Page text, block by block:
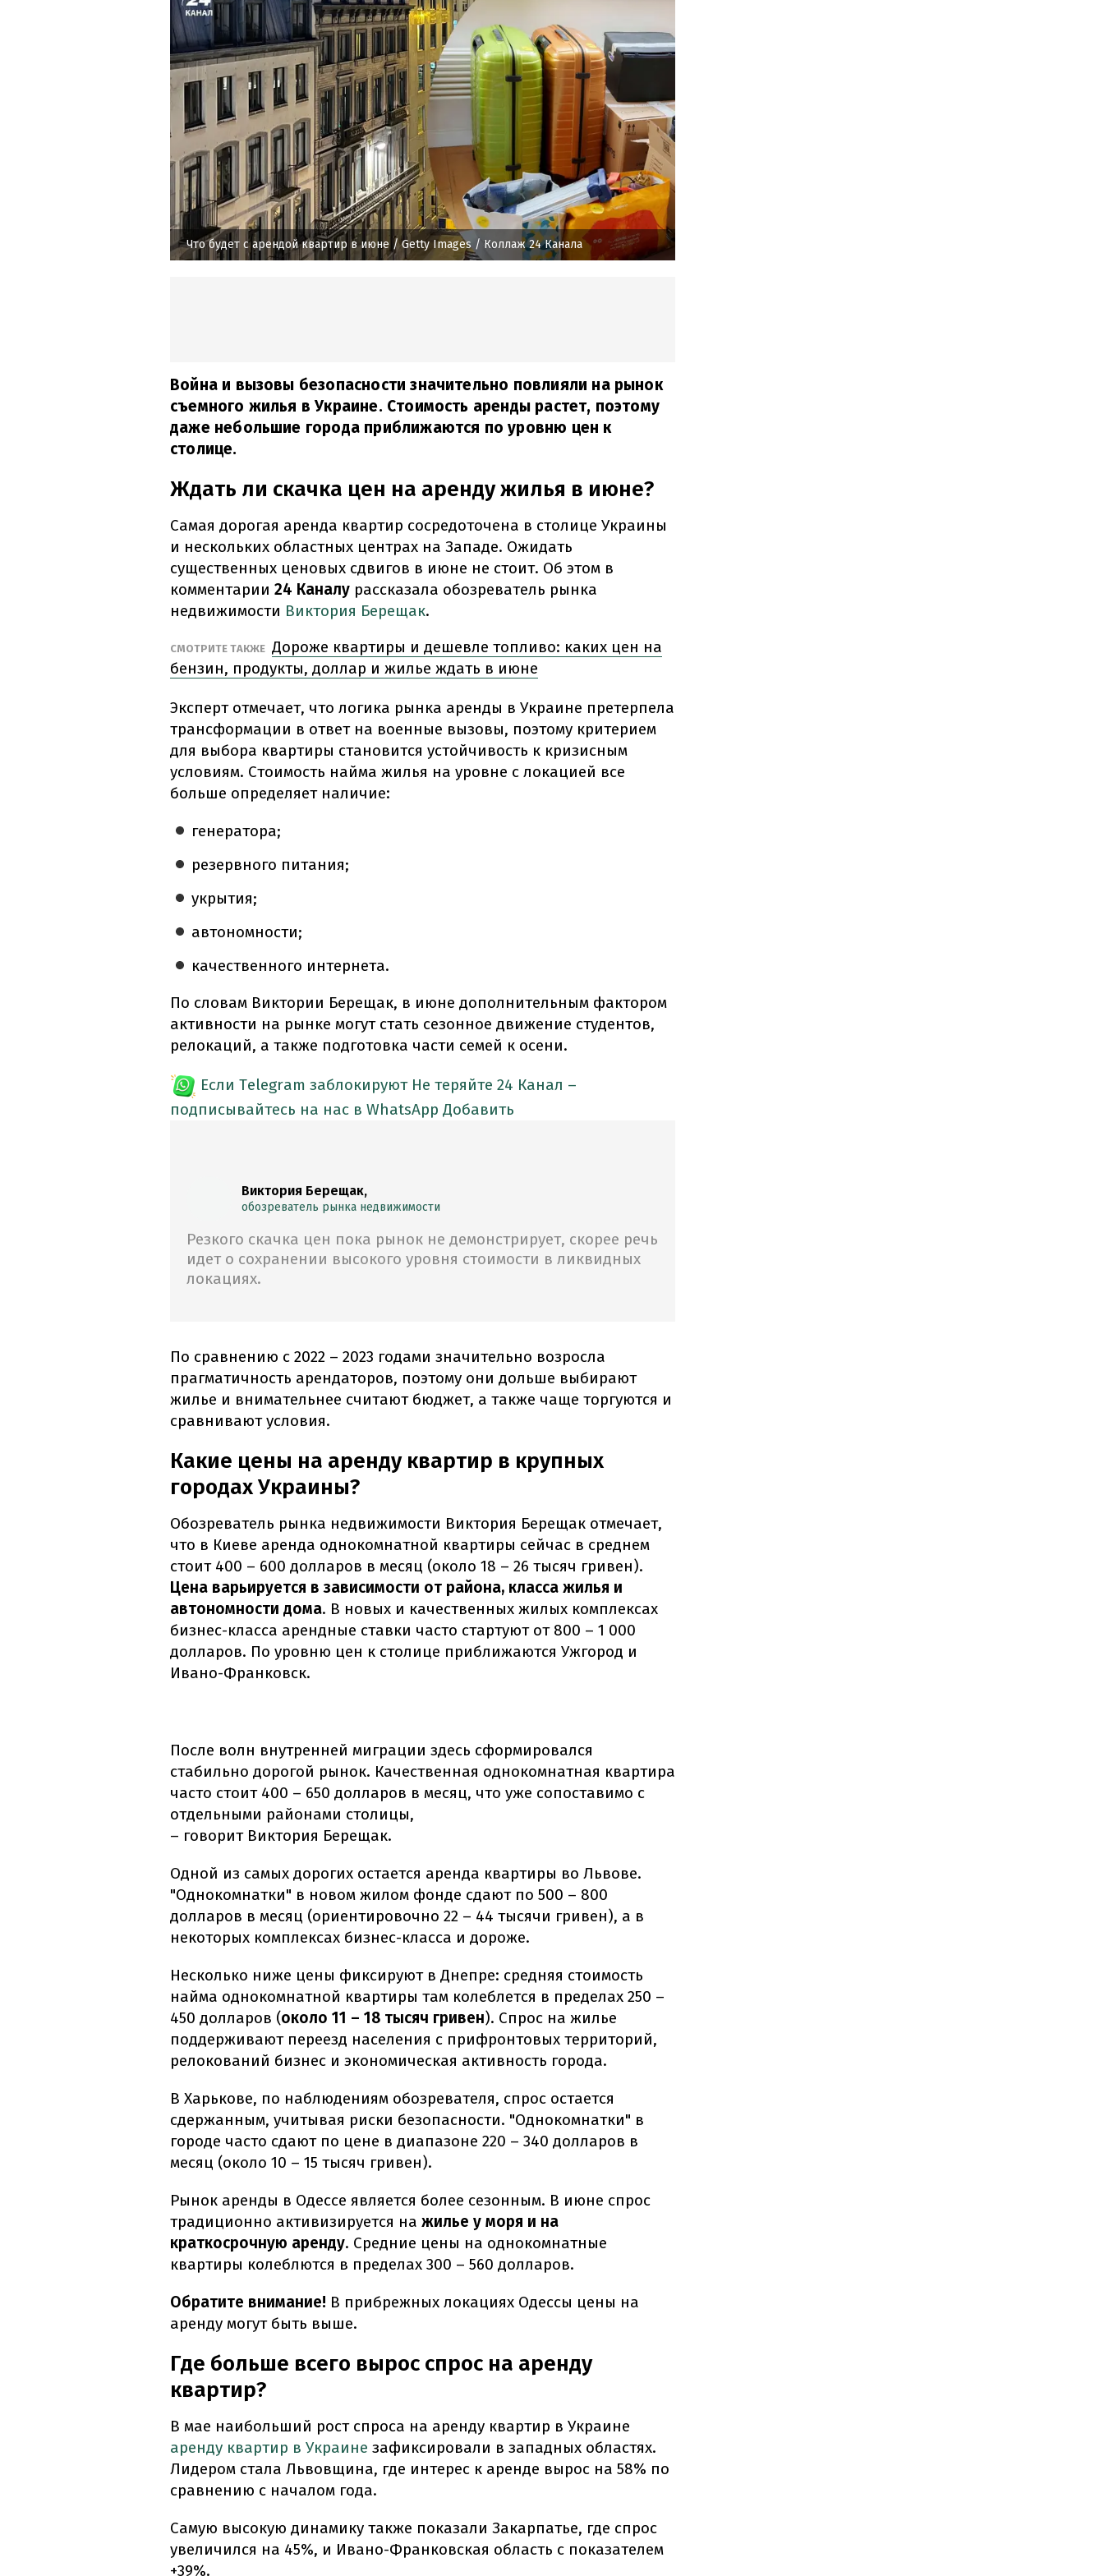
Что будет с арендой квартир в июне/ Getty Images / Коллаж 24 Канала
Война и вызовы безопасности значительно повлияли на рынок
съемного жилья в Украине. Стоимость аренды растет, поэтому
даже небольшие города приближаются по уровню цен к
столице.
Ждать ли скачка цен на аренду жилья в июне?
Самая дорогая аренда квартир сосредоточена в столице Украины
и нескольких областных центрах на Западе. Ожидать
существенных ценовых сдвигов в июне не стоит. Об этом в
комментарии 24 Каналу рассказала обозреватель рынка
недвижимости Виктория Берещак.
СМОТРИТЕ ТАКЖЕ Дороже квартиры и дешевле топливо: каких цен на
бензин, продукты, доллар и жилье ждать в июне
Эксперт отмечает, что логика рынка аренды в Украине претерпела
трансформации в ответ на военные вызовы, поэтому критерием
для выбора квартиры становится устойчивость к кризисным
условиям. Стоимость найма жилья на уровне с локацией все
больше определяет наличие:
генератора;
резервного питания;
укрытия;
автономности;
качественного интернета.
По словам Виктории Берещак, в июне дополнительным фактором
активности на рынке могут стать сезонное движение студентов,
релокаций, а также подготовка части семей к осени.
Если Telegram заблокируют Не теряйте 24 Канал –
подписывайтесь на нас в WhatsApp Добавить
Виктория Берещак,
обозреватель рынка недвижимости
Резкого скачка цен пока рынок не демонстрирует, скорее речь
идет о сохранении высокого уровня стоимости в ликвидных
локациях.
По сравнению с 2022 – 2023 годами значительно возросла
прагматичность арендаторов, поэтому они дольше выбирают
жилье и внимательнее считают бюджет, а также чаще торгуются и
сравнивают условия.
Какие цены на аренду квартир в крупных
городах Украины?
Обозреватель рынка недвижимости Виктория Берещак отмечает,
что в Киеве аренда однокомнатной квартиры сейчас в среднем
стоит 400 – 600 долларов в месяц (около 18 – 26 тысяч гривен).
Цена варьируется в зависимости от района, класса жилья и
автономности дома. В новых и качественных жилых комплексах
бизнес-класса арендные ставки часто стартуют от 800 – 1 000
долларов. По уровню цен к столице приближаются Ужгород и
Ивано-Франковск.
После волн внутренней миграции здесь сформировался
стабильно дорогой рынок. Качественная однокомнатная квартира
часто стоит 400 – 650 долларов в месяц, что уже сопоставимо с
отдельными районами столицы,
– говорит Виктория Берещак.
Одной из самых дорогих остается аренда квартиры во Львове.
"Однокомнатки" в новом жилом фонде сдают по 500 – 800
долларов в месяц (ориентировочно 22 – 44 тысячи гривен), а в
некоторых комплексах бизнес-класса и дороже.
Несколько ниже цены фиксируют в Днепре: средняя стоимость
найма однокомнатной квартиры там колеблется в пределах 250 –
450 долларов (около 11 – 18 тысяч гривен). Спрос на жилье
поддерживают переезд населения с прифронтовых территорий,
релокований бизнес и экономическая активность города.
В Харькове, по наблюдениям обозревателя, спрос остается
сдержанным, учитывая риски безопасности. "Однокомнатки" в
городе часто сдают по цене в диапазоне 220 – 340 долларов в
месяц (около 10 – 15 тысяч гривен).
Рынок аренды в Одессе является более сезонным. В июне спрос
традиционно активизируется на жилье у моря и на
краткосрочную аренду. Средние цены на однокомнатные
квартиры колеблются в пределах 300 – 560 долларов.
Обратите внимание! В прибрежных локациях Одессы цены на
аренду могут быть выше.
Где больше всего вырос спрос на аренду
квартир?
В мае наибольший рост спроса на аренду квартир в Украине
аренду квартир в Украине зафиксировали в западных областях.
Лидером стала Львовщина, где интерес к аренде вырос на 58% по
сравнению с началом года.
Самую высокую динамику также показали Закарпатье, где спрос
увеличился на 45%, и Ивано-Франковская область с показателем
+39%.